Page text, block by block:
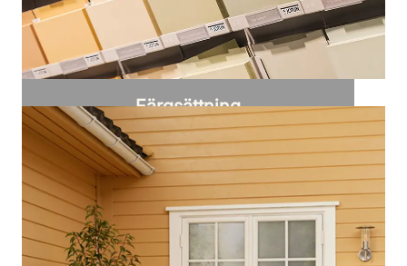
Färgsättning
Få experttips för färgsättning av ditt hus